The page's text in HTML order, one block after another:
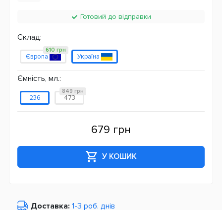
Готовий до відправки
Склад:
Європа
610 грн
Україна
Ємність, мл.:
236 473
849 грн
679 грн
У КОШИК
Доставка: 1-3 роб. днів